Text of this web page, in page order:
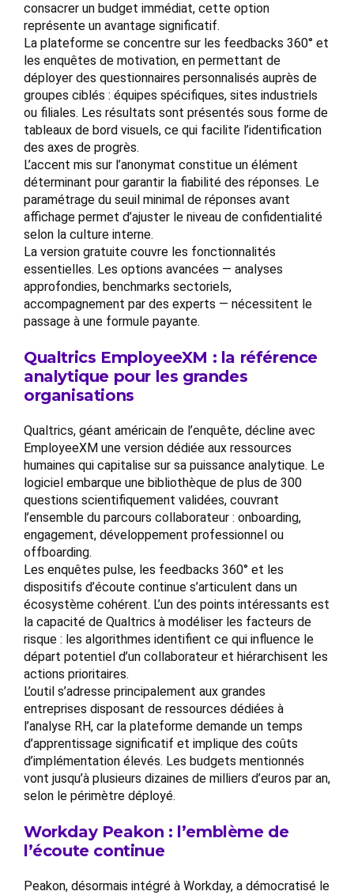
consacrer un budget immédiat, cette option
représente un avantage significatif.
La plateforme se concentre sur les feedbacks 360° et
les enquêtes de motivation, en permettant de
déployer des questionnaires personnalisés auprès de
groupes ciblés : équipes spécifiques, sites industriels
ou filiales. Les résultats sont présentés sous forme de
tableaux de bord visuels, ce qui facilite l’identification
des axes de progrès.
L’accent mis sur l’anonymat constitue un élément
déterminant pour garantir la fiabilité des réponses. Le
paramétrage du seuil minimal de réponses avant
affichage permet d’ajuster le niveau de confidentialité
selon la culture interne.
La version gratuite couvre les fonctionnalités
essentielles. Les options avancées — analyses
approfondies, benchmarks sectoriels,
accompagnement par des experts — nécessitent le
passage à une formule payante.
Qualtrics EmployeeXM : la référence
analytique pour les grandes
organisations
Qualtrics, géant américain de l’enquête, décline avec
EmployeeXM une version dédiée aux ressources
humaines qui capitalise sur sa puissance analytique. Le
logiciel embarque une bibliothèque de plus de 300
questions scientifiquement validées, couvrant
l’ensemble du parcours collaborateur : onboarding,
engagement, développement professionnel ou
offboarding.
Les enquêtes pulse, les feedbacks 360° et les
dispositifs d’écoute continue s’articulent dans un
écosystème cohérent. L’un des points intéressants est
la capacité de Qualtrics à modéliser les facteurs de
risque : les algorithmes identifient ce qui influence le
départ potentiel d’un collaborateur et hiérarchisent les
actions prioritaires.
L’outil s’adresse principalement aux grandes
entreprises disposant de ressources dédiées à
l’analyse RH, car la plateforme demande un temps
d’apprentissage significatif et implique des coûts
d’implémentation élevés. Les budgets mentionnés
vont jusqu’à plusieurs dizaines de milliers d’euros par an,
selon le périmètre déployé.
Workday Peakon : l’emblème de
l’écoute continue
Peakon, désormais intégré à Workday, a démocratisé le